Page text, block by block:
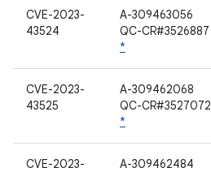
CVE-2023-
43524
A-309463056
QC-CR#3526887
*
CVE-2023-
43525
A-309462068
QC-CR#3527072
*
CVE-2023-
A-309462484